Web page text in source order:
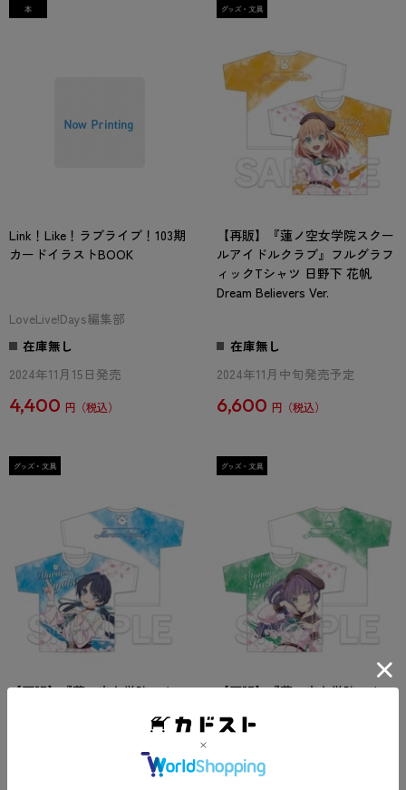
Link！Like！ラブライブ！103期
カードイラストBOOK
LoveLive!Days編集部
在庫無し
2024年11月15日発売
4,400 円
【再販】『蓮ノ空女学院スクー
ルアイドルクラブ』フルグラフ
ィックTシャツ 日野下 花帆
Dream Believers Ver.
在庫無し
2024年11月中旬発売予定
6,600 円
【再販】『蓮ノ空女学院スクー
ィックTシャツ 村野 さやか
【再販】『蓮ノ空女学院スクー
ィックTシャツ 乙宗 梢 Dream
在庫無し